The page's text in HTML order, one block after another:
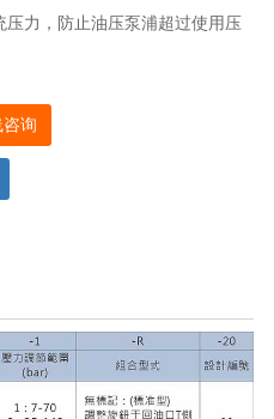
力，防止油压泵浦超过使用压
询